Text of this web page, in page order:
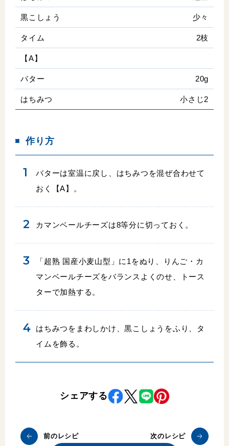
黒こしょう 少々
タイム 2枝
【A】
バター 20g
はちみつ 小さじ2
作り方
バターは室温に戻し、はちみつを混ぜ合わせて
おく【A】。
カマンベールチーズは8等分に切っておく。
「超熟 国産小麦山型」に1をぬり、りんご・カ
マンベールチーズをバランスよくのせ、トース
ターで加熱する。
はちみつをまわしかけ、黒こしょうをふり、タ
イムを飾る。
シェアする
前のレシピ 次のレシピ